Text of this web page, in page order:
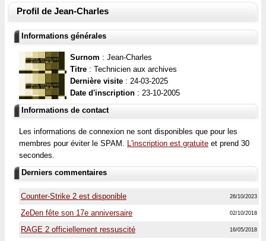
Profil de Jean-Charles
Informations générales
Surnom : Jean-Charles
Titre : Technicien aux archives
Dernière visite : 24-03-2025
Date d'inscription : 23-10-2005
Informations de contact
Les informations de connexion ne sont disponibles que pour les
membres pour éviter le SPAM. L'inscription est gratuite et prend 30
secondes.
Derniers commentaires
26/10/2023
Counter-Strike 2 est disponible
02/10/2018
ZeDen fête son 17e anniversaire
16/05/2018
RAGE 2 officiellement ressuscité